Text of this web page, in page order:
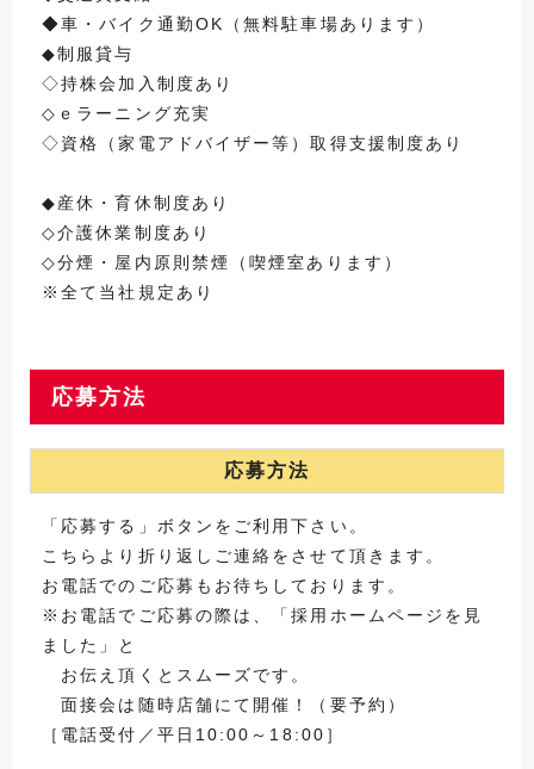
◆車・バイク通勤OK（無料駐車場あります）
◆制服貸与
◇持株会加入制度あり
◇ｅラーニング充実
◇資格（家電アドバイザー等）取得支援制度あり
◆産休・育休制度あり
◇介護休業制度あり
◇分煙・屋内原則禁煙（喫煙室あります）
※全て当社規定あり
応募方法
応募方法
「応募する」ボタンをご利用下さい。
こちらより折り返しご連絡をさせて頂きます。
お電話でのご応募もお待ちしております。
※お電話でご応募の際は、「採用ホームページを見
ました」と
お伝え頂くとスムーズです。
面接会は随時店舗にて開催！（要予約）
［電話受付／平日10:00～18:00］